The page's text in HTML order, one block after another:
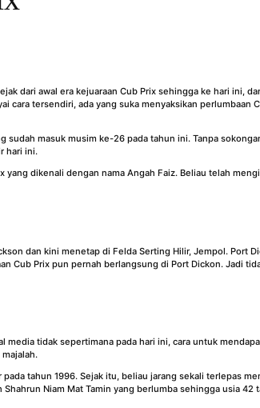
dari awal era kejuaraan Cub Prix sehingga ke hari ini,
cara tersendiri, ada yang suka menyaksikan perlumbaan
masuk musim ke-26 pada tahun ini. Tanpa
hari ini.
dikenali dengan nama Angah Faiz. Beliau telah
dan kini menetap di Felda Serting Hilir, Jempol. Port
Cub Prix pun pernah berlangsung di Port Dickon. Jadi
tidak sepertimana pada hari ini, cara untuk
tahun 1996. Sejak itu, beliau jarang sekali terlepas
Niam Mat Tamin yang berlumba sehingga usia 42